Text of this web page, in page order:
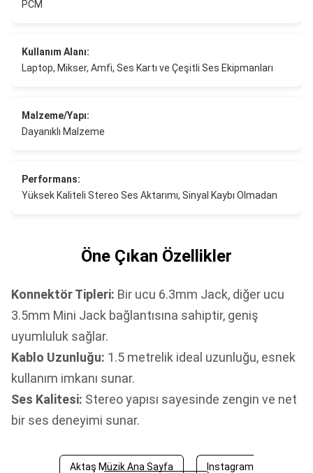
PCM
Kullanım Alanı:
Laptop, Mikser, Amfi, Ses Kartı ve Çeşitli Ses Ekipmanları
Malzeme/Yapı:
Dayanıklı Malzeme
Performans:
Yüksek Kaliteli Stereo Ses Aktarımı, Sinyal Kaybı Olmadan
Öne Çıkan Özellikler
Konnektör Tipleri: Bir ucu 6.3mm Jack, diğer ucu
3.5mm Mini Jack bağlantısına sahiptir, geniş
uyumluluk sağlar.
Kablo Uzunluğu: 1.5 metrelik ideal uzunluğu, esnek
kullanım imkanı sunar.
Ses Kalitesi: Stereo yapısı sayesinde zengin ve net
bir ses deneyimi sunar.
Aktaş Müzik Ana Sayfa
Instagram